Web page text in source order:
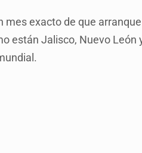
mes exacto de que arranque
están Jalisco, Nuevo León